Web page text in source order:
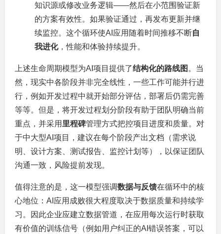
知识源或修改业务逻辑——然后在小范围验证新
的方案有效性。如果验证通过，再发布更新并继
续监控。这个循环使AI应用随着时间推移不断自
我进化，性能和体验持续提升。
上述生命周期模型为AI项目提供了结构化的路线图 。当
然，现实中各阶段并非完全线性，一些工作可能并行进
行，例如开发过程中就开始部分评估，部署后仍需完善
等等。但是，将开发过程划分阶段有助于团队明确当前
重点，并采用 里程碑管理方式把控项目进度和质量。对
于中大型AI项目，建议在每个阶段产出文档（需求说
明、设计方案、测试报告、监控计划等），以保证团队
沟通一致，风险提前发现。
值得注意的是，这一模型强调数据与反馈在循环中的核
心地位：AI应用成败很大程度取决于数据质量和持续学
习。因此企业应建立数据管道，在应用每次运行时获取
有价值的训练信号（例如用户纠正的AI错误答案，可以